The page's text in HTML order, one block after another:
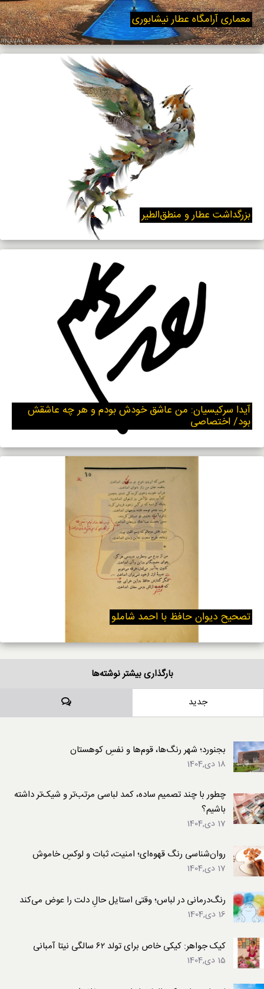
معماری آرامگاه عطار نیشابوری
بزرگداشت عطار و منطق‌الطیر
آیدا سرکیسیان: من عاشق خودش بودم و هر چه عاشقش
بود/ اختصاصی
تصحیح دیوان حافظ با احمد شاملو
بارگذاری بیشتر نوشته‌ها
جدید
دیدگاه‌ها
بجنورد؛ شهر رنگ‌ها، قوم‌ها و نفسِ کوهستان
18 دی,1404
چطور با چند تصمیم ساده، کمد لباسی مرتب‌تر و شیک‌تر داشته
باشیم؟
17 دی,1404
روان‌شناسی رنگ قهوه‌ای؛ امنیت، ثبات و لوکسِ خاموش
17 دی,1404
رنگ‌درمانی در لباس؛ وقتی استایل حالِ دلت را عوض می‌کند
16 دی,1404
کیک جواهر: کیکی خاص برای تولد ۶۲ سالگی نیتا آمبانی
15 دی,1404